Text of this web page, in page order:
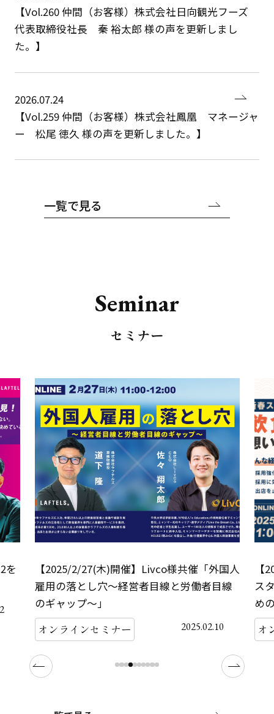
【Vol.260 仲間（お客様）株式会社日向観光フーズ
代表取締役社長 秦 裕太郎 様の声を更新しまし
た。】
2026.07.24
【Vol.259 仲間（お客様）株式会社鳳凰 マネージャ
ー 松尾 徳久 様の声を更新しました。】
一覧で見る
Seminar
セミナー
を
【2025/2/27(木)開催】Livco様共催「外国人
雇用の落とし穴～経営者目線と労働者目線
のギャップ〜」
オンラインセミナー
2025.02.10
【
ス
め
オ